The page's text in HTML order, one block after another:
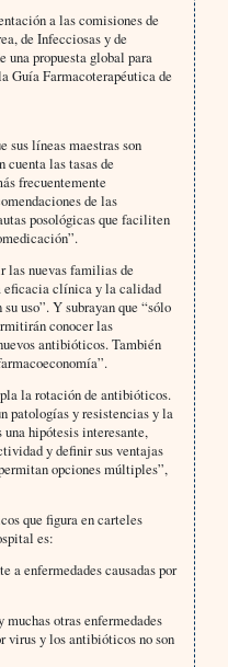
a las comisiones de
de Infecciosas y de
una propuesta global para
Guía Farmacoterapéutica de
líneas maestras son
cuenta las tasas de
frecuentemente
de las
posológicas que faciliten
las nuevas familias de
eficacia clínica y la calidad
uso”. Y subrayan que “sólo
conocer las
antibióticos. También
la rotación de antibióticos.
patologías y resistencias y la
hipótesis interesante,
y definir sus ventajas
opciones múlti­ples”,
que figura en carteles
es:
a enfermedades causadas por
otras enfermedades
virus y los antibióticos no son